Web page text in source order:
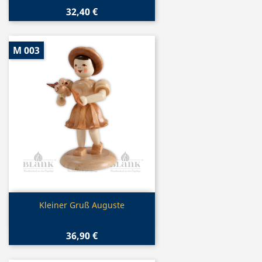
32,40 €
Vorschau
Kleiner Gruß Auguste
36,90 €
M 003